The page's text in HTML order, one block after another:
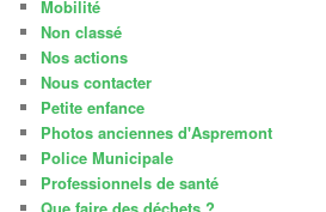
Mobilité
Non classé
Nos actions
Nous contacter
Petite enfance
Photos anciennes d'Aspremont
Police Municipale
Professionnels de santé
Que faire des déchets ?